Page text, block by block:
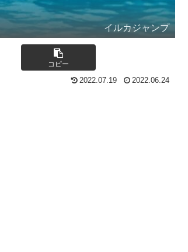
イルカジャンプ
コピー
2022.07.19 2022.06.24